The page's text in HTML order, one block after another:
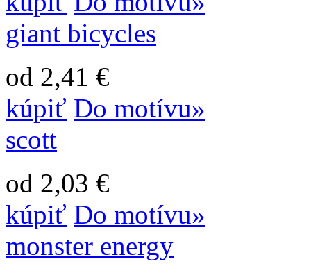
giant bicycles
od 2,41 €
kúpiť Do motívu»
scott
od 2,03 €
kúpiť Do motívu»
monster energy